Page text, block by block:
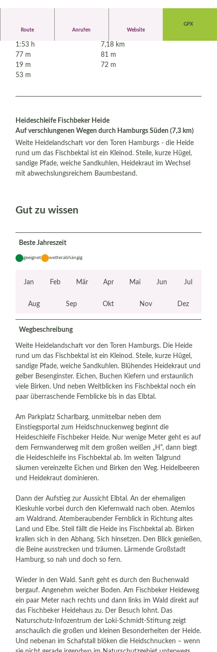
Route Anrufen Website
GPX
1:53 h
7,18 km
77 m
81 m
19 m
72 m
53 m
Heideschleife Fischbeker Heide
Auf verschlungenen Wegen durch Hamburgs Süden (7,3 km)
Weite Heidelandschaft vor den Toren Hamburgs - die Heide
rund um das Fischbektal ist ein Kleinod. Steile, kurze Hügel,
sandige Pfade, weiche Sandkuhlen, Heidekraut im Wechsel
mit abwechslungsreichem Baumbestand.
Gut zu wissen
Beste Jahreszeit
geeignet wetterabhängig
Jan Feb Mär Apr Mai Jun Jul
Aug Sep Okt Nov Dez
Wegbeschreibung
Weite Heidelandschaft vor den Toren Hamburgs. Die Heide
rund um das Fischbektal ist ein Kleinod. Steile, kurze Hügel,
sandige Pfade, weiche Sandkuhlen. Blühendes Heidekraut und
gelber Besenginster. Eichen, Buchen Kiefern und erstaunlich
viele Birken. Und neben Weitblicken ins Fischbektal noch ein
paar überraschende Fernblicke bis in das Elbtal.
Am Parkplatz Scharlbarg, unmittelbar neben dem
Einstiegsportal zum Heidschnuckenweg beginnt die
Heideschleife Fischbeker Heide. Nur wenige Meter geht es auf
dem Fernwanderweg mit dem großen weißen „H“, dann biegt
die Heideschleife ins Fischbektal ab. Im weiten Talgrund
säumen vereinzelte Eichen und Birken den Weg. Heidelbeeren
und Heidekraut dominieren.
Dann der Aufstieg zur Aussicht Elbtal. An der ehemaligen
Kieskuhle vorbei durch den Kiefernwald nach oben. Atemlos
am Waldrand. Atemberaubender Fernblick in Richtung altes
Land und Elbe. Steil fällt die Heide ins Fischbektal ab. Birken
krallen sich in den Abhang. Sich hinsetzen. Den Blick genießen,
die Beine ausstrecken und träumen. Lärmende Großstadt
Hamburg, so nah und doch so fern.
Wieder in den Wald. Sanft geht es durch den Buchenwald
bergauf. Angenehm weicher Boden. Am Fischbeker Heideweg
ein paar Meter nach rechts und dann links im Wald direkt auf
das Fischbeker Heidehaus zu. Der Besuch lohnt. Das
Naturschutz-Infozentrum der Loki-Schmidt-Stiftung zeigt
anschaulich die großen und kleinen Besonderheiten der Heide.
Und nebenan im Schafstall blöken die Heidschnucken – wenn